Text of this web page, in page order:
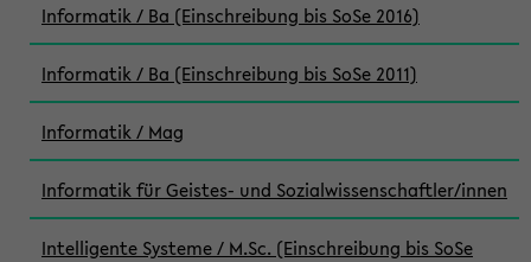
Informatik / Ba (Einschreibung bis SoSe 2016)
Informatik / Ba (Einschreibung bis SoSe 2011)
Informatik / Mag
Informatik für Geistes- und Sozialwissenschaftler/innen
Intelligente Systeme / M.Sc. (Einschreibung bis SoSe